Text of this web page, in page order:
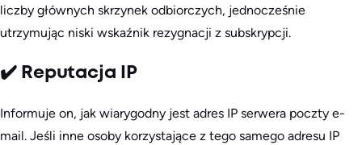
liczby głównych skrzynek odbiorczych, jednocześnie
utrzymując niski wskaźnik rezygnacji z subskrypcji.
✔️ Reputacja IP
Informuje on, jak wiarygodny jest adres IP serwera poczty e-
mail. Jeśli inne osoby korzystające z tego samego adresu IP